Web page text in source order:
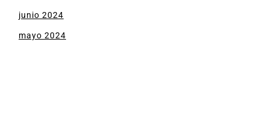
junio 2024
mayo 2024